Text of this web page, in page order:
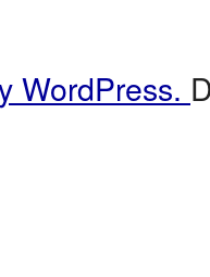
WordPress.